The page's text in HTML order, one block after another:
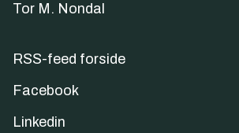
Tor M. Nondal
RSS-feed forside
Facebook
Linkedin